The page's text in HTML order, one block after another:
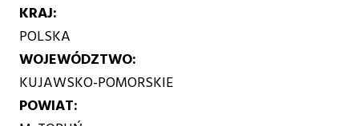
KRAJ
POLSKA
WOJEWÓDZTWO
KUJAWSKO-POMORSKIE
POWIAT